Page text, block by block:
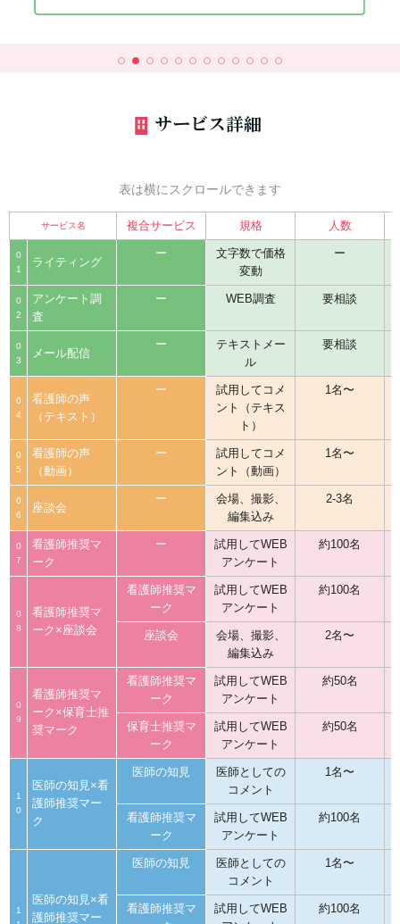
サービス詳細
表は横にスクロールできます
サービス名 複合サービス 規格 人数
0
1
ライティング
ー
文字数で価格
変動
ー
0
2
アンケート調
査
ー WEB調査 要相談
0
3
メール配信
ー
テキストメー
ル
要相談
0
4
看護師の声
（テキスト）
ー
試用してコメ
ント（テキス
ト）
1名〜
0
5
看護師の声
（動画）
ー
試用してコメ
ント（動画）
1名〜
0
6
座談会
ー
会場、撮影、
編集込み
2-3名
0
7
看護師推奨マ
ーク
ー
試用してWEB
アンケート
約100名
0
8
看護師推奨マ
ーク×座談会
看護師推奨マ
ーク
試用してWEB
アンケート
約100名
座談会
会場、撮影、
編集込み
2名〜
0
9
看護師推奨マ
ーク×保育士推
奨マーク
看護師推奨マ
ーク
試用してWEB
アンケート
約50名
保育士推奨マ
ーク
試用してWEB
アンケート
約50名
1
0
医師の知見×看
護師推奨マー
ク
医師の知見
医師としての
コメント
1名〜
看護師推奨マ
ーク
試用してWEB
アンケート
約100名
1
医師の知見×看
護師推奨マー
医師の知見
医師としての
コメント
1名〜
看護師推奨マ
試用してWEB
約100名